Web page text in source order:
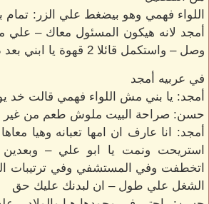
اللواء فهمي وهو بيضغط علي الزر:
أمجد لانه هيكون المسئول معاك –
وصل – واستكمل قائلا 2 قهوة يا ابني بعد دخول العسكري.
في عربيه أمجد
أمجد: يا بني مش اللواء فهمي قالت خد
حسن: صراحة البيت ملوش طعم من غير
أمجد: انا عارف ان امها تعبانه وهيا
استريحت ونمت يا ابو علي – وبعدين
اتخطفت وفي المستشفي وفي ترتيبات
الشغل علي طول – ان لبدنك عليك حق